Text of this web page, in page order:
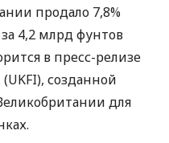
продало 7,8%
4,2 млрд фунтов
в пресс-релизе
(UKFI), созданной
для